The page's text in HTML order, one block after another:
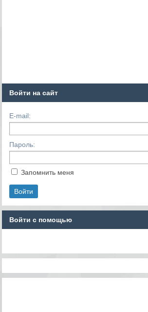
Войти на сайт
E-mail:
Пароль:
Запомнить меня
Войти с помощью